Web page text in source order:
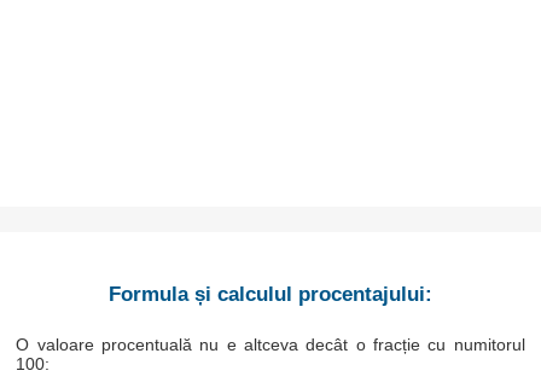
Formula și calculul procentajului:
O valoare procentuală nu e altceva decât o fracție cu numitorul
100: